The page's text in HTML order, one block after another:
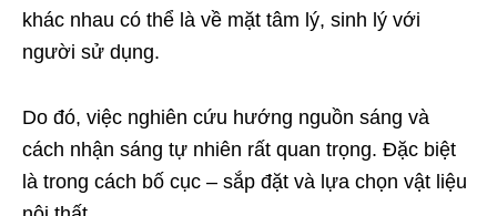
khác nhau có thể là về mặt tâm lý, sinh lý với
người sử dụng.
Do đó, việc nghiên cứu hướng nguồn sáng và
cách nhận sáng tự nhiên rất quan trọng. Đặc biệt
là trong cách bố cục – sắp đặt và lựa chọn vật liệu